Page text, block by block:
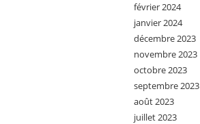
février 2024
janvier 2024
décembre 2023
novembre 2023
octobre 2023
septembre 2023
août 2023
juillet 2023